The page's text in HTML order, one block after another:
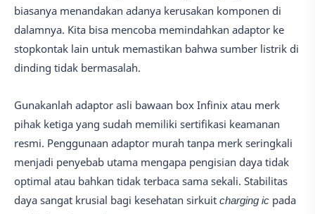
biasanya menandakan adanya kerusakan komponen di
dalamnya. Kita bisa mencoba memindahkan adaptor ke
stopkontak lain untuk memastikan bahwa sumber listrik di
dinding tidak bermasalah.
Gunakanlah adaptor asli bawaan box Infinix atau merk
pihak ketiga yang sudah memiliki sertifikasi keamanan
resmi. Penggunaan adaptor murah tanpa merk seringkali
menjadi penyebab utama mengapa pengisian daya tidak
optimal atau bahkan tidak terbaca sama sekali. Stabilitas
daya sangat krusial bagi kesehatan sirkuit charging ic pada